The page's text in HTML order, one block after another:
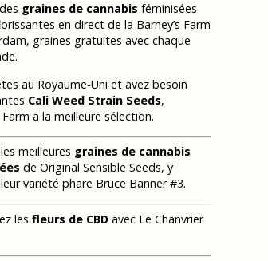
graines de cannabis féminisées
en direct de la Barney’s Farm
graines gratuites avec chaque
au Royaume-Uni et avez besoin
Cali Weed Strain Seeds,
Farm a la meilleure sélection.
meilleures graines de cannabis
de Original Sensible Seeds, y
variété phare Bruce Banner #3.
les fleurs de CBD avec Le Chanvrier